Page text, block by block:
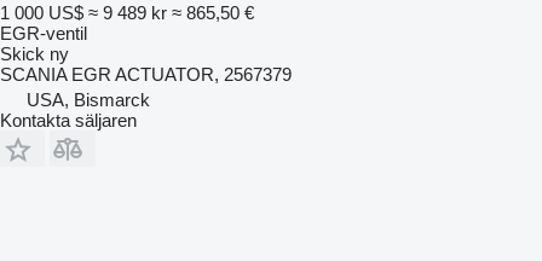
1 000 US$ ≈ 9 489 kr ≈ 865,50 €
EGR-ventil
Skick ny
SCANIA EGR ACTUATOR, 2567379
USA, Bismarck
Kontakta säljaren